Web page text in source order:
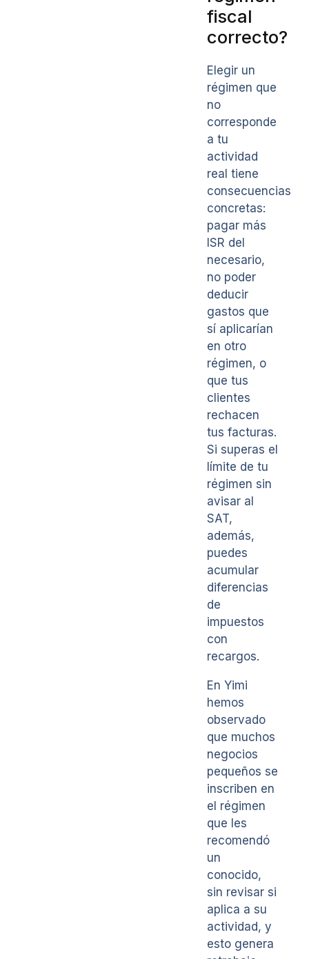
fiscal
correcto?
Elegir un
régimen que
no
corresponde
a tu
actividad
real tiene
consecuencias
concretas:
pagar más
ISR del
necesario,
no poder
deducir
gastos que
sí aplicarían
en otro
régimen, o
que tus
clientes
rechacen
tus facturas.
Si superas el
límite de tu
régimen sin
avisar al
SAT,
además,
puedes
acumular
diferencias
de
impuestos
con
recargos.
En Yimi
hemos
observado
que muchos
negocios
pequeños se
inscriben en
el régimen
que les
recomendó
un
conocido,
sin revisar si
aplica a su
actividad, y
esto genera